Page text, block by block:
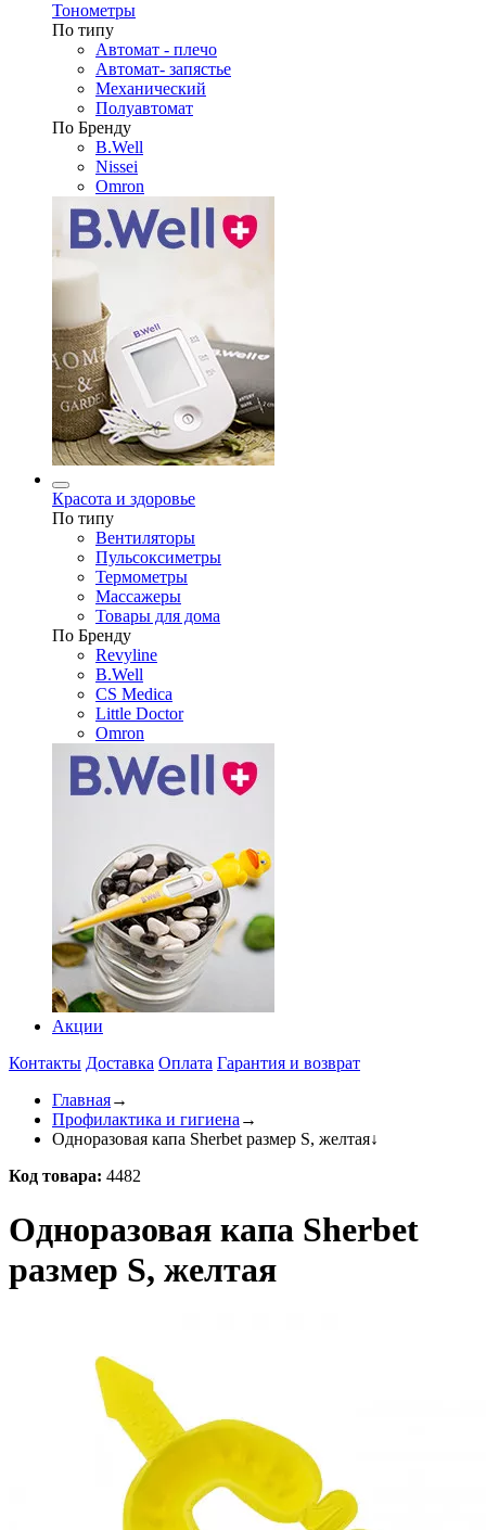
Тонометры
По типу
Автомат - плечо
Автомат- запястье
Механический
Полуавтомат
По Бренду
B.Well
Nissei
Omron
Красота и здоровье
По типу
Вентиляторы
Пульсоксиметры
Термометры
Массажеры
Товары для дома
По Бренду
Revyline
B.Well
CS Medica
Little Doctor
Omron
Акции
Контакты Доставка Оплата Гарантия и возврат
Главная→
Профилактика и гигиена →
Одноразовая капа Sherbet размер S, желтая↓
Код товара: 4482
Одноразовая капа Sherbet
размер S, желтая